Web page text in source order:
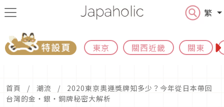
繁
東京 關西近畿 關東
首頁 潮流
2020東京奧運獎牌知多少？今年從日本帶回
台灣的金・銀・銅牌秘密大解析